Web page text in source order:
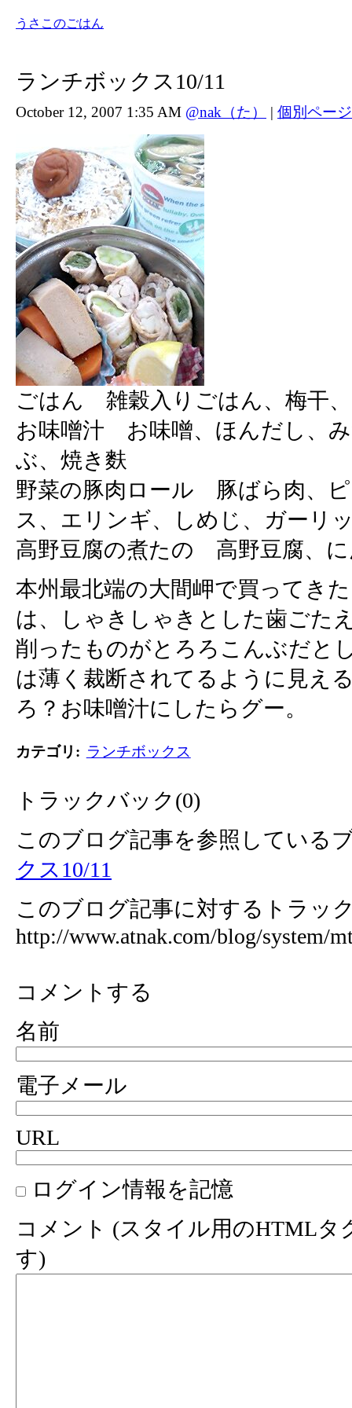
うさこのごはん
ランチボックス10/11
October 12, 2007 1:35 AM @nak（た） | 個別ページ
ごはん 雑穀入りごはん、梅干
お味噌汁 お味噌、ほんだし、
ぶ、焼き麩
野菜の豚肉ロール 豚ばら肉、
ス、エリンギ、しめじ、ガーリ
高野豆腐の煮たの 高野豆腐、
本州最北端の大間岬で買ってき
は、しゃきしゃきとした歯ごた
削ったものがとろろこんぶだと
は薄く裁断されてるように見え
ろ？お味噌汁にしたらグー。
カテゴリ : ランチボックス
トラックバック(0)
このブログ記事を参照している
クス10/11
このブログ記事に対するトラッ
http://www.atnak.com/blog/system/
コメントする
名前
電子メール
URL
ログイン情報を記憶
コメント (スタイル用のHTMLタ
す)